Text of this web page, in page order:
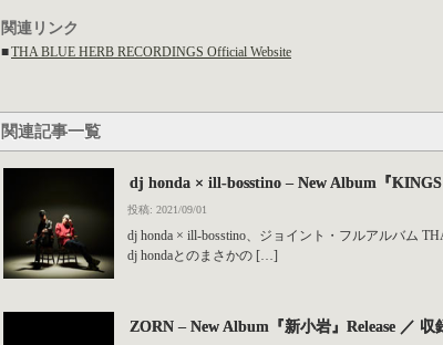
関連リンク
■THA BLUE HERB RECORDINGS Official Website
関連記事一覧
dj honda × ill-bosstino – New Album『KINGS
投稿: 2021/09/01
dj honda × ill-bosstino、ジョイント・フルアルバム
dj hondaとのまさかの […]
ZORN – New Album『新小岩』Release ／